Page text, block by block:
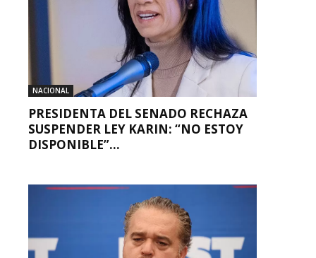
NACIONAL
PRESIDENTA DEL SENADO RECHAZA
SUSPENDER LEY KARIN: “NO ESTOY
DISPONIBLE”...